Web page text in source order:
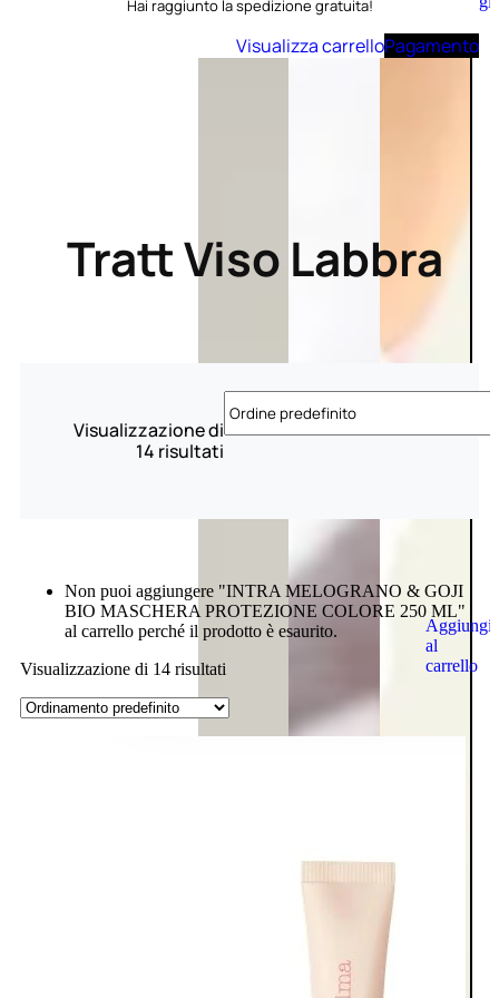
carrello
Aggiungi
al
carrello
Hai raggiunto la spedizione gratuita!
Visualizza carrelloPagamento
Tratt Viso Labbra
Visualizzazione di
14 risultati
Non puoi aggiungere "INTRA MELOGRANO & GOJI
BIO MASCHERA PROTEZIONE COLORE 250 ML"
al carrello perché il prodotto è esaurito.
Visualizzazione di 14 risultati